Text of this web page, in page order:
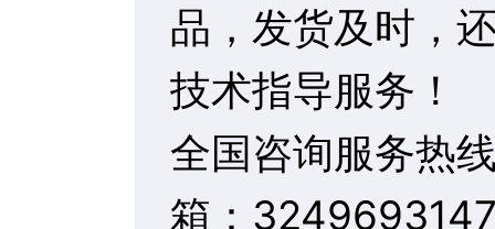
6、设备后期保
（1）新空压机
滤，螺杆专用油.
（2）运转到
油气分离器，螺
养，保养内容同